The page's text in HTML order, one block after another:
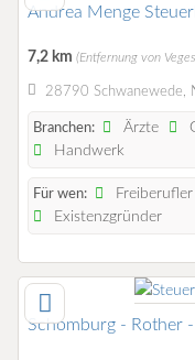
Andrea Menge
7,2 km (Entfernung von
28790 Schwanewede,
Branchen: Ärzte
Handwerk
Für wen: Freiberufler
Existenzgründer
Schomburg - Rother